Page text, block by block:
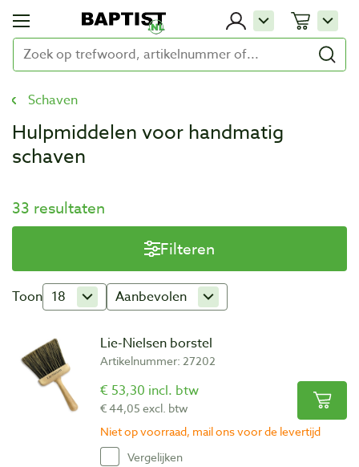
Schaven
Hulpmiddelen voor handmatig
schaven
33 resultaten
Filteren
Toon 18 Aanbevolen
Lie-Nielsen borstel
Artikelnummer: 27202
€ 53,30 incl. btw
€ 44,05 excl. btw
Niet op voorraad, mail ons voor de levertijd
Vergelijken